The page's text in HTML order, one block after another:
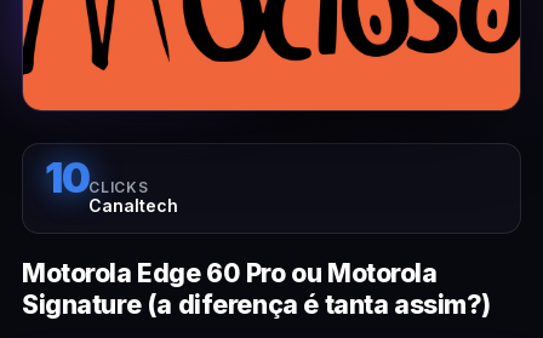
10CLICKS
Canaltech
‎Motorola Edge 60 Pro ou Motorola
Signature (a diferença é tanta assim?)